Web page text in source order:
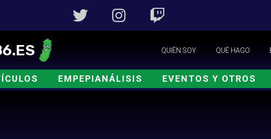
QUIÉN SOY QUÉ HAGO
EMPEPIANÁLISIS EVENTOS Y OTROS